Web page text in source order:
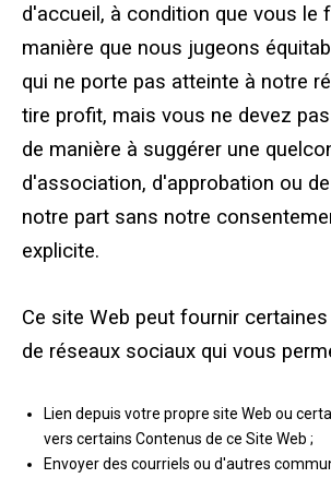
d'accueil, à condition que vous le
manière que nous jugeons
qui ne porte pas atteinte à notre
tire profit, mais vous ne devez
de manière à suggérer une
d'association, d'approbation ou
notre part sans notre
explicite.
Ce site Web peut fournir
de réseaux sociaux qui vous
Lien depuis votre propre site Web ou
vers certains Contenus de ce Site Web ;
Envoyer des courriels ou d'autres